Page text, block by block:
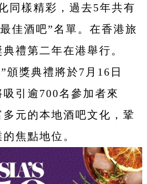
同樣精彩，過去5年共有
佳酒吧”名單。在香港旅
禮第二年在港舉行。
頒獎典禮將於7月16日
吸引逾700名參加者來
元的本地酒吧文化，鞏
焦點地位。